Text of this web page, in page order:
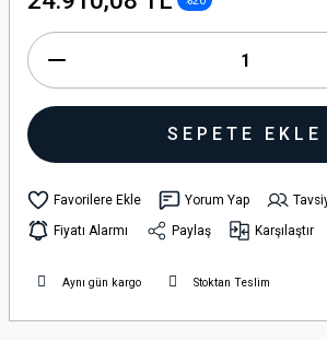
SEPETE EKLE
Yorum Yap
Fiyatı Alarmı
Paylaş Karşılaştır
Aynı gün kargo Stoktan Teslim